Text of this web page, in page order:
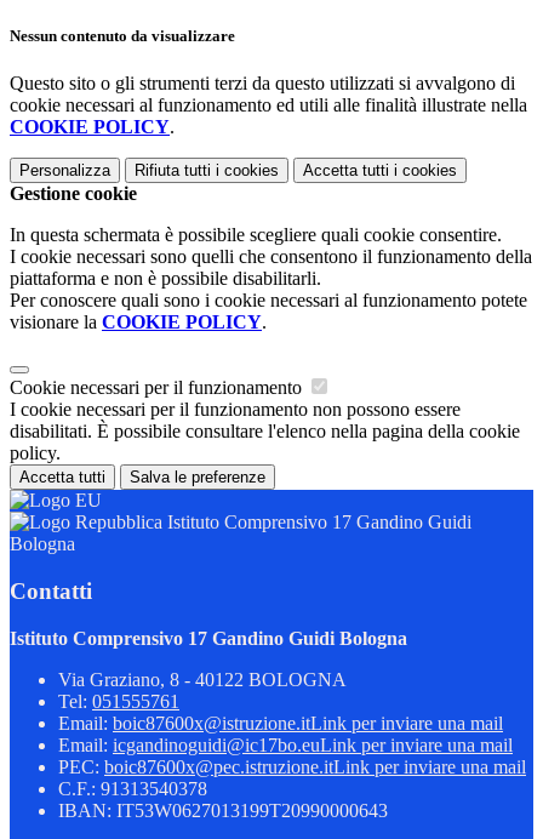
Nessun contenuto da visualizzare
Questo sito o gli strumenti terzi da questo utilizzati si avvalgono di
cookie necessari al funzionamento ed utili alle finalità illustrate nella
COOKIE POLICY.
Personalizza Rifiuta tutti i cookies Accetta tutti i cookies
Gestione cookie
In questa schermata è possibile scegliere quali cookie consentire.
I cookie necessari sono quelli che consentono il funzionamento della
piattaforma e non è possibile disabilitarli.
Per conoscere quali sono i cookie necessari al funzionamento potete
visionare la COOKIE POLICY.
Cookie necessari per il funzionamento
I cookie necessari per il funzionamento non possono essere
disabilitati. È possibile consultare l'elenco nella pagina della cookie
policy.
Accetta tutti Salva le preferenze
Istituto Comprensivo 17 Gandino Guidi
Bologna
Contatti
Istituto Comprensivo 17 Gandino Guidi Bologna
Via Graziano, 8 - 40122 BOLOGNA
Tel: 051555761
Email: boic87600x@istruzione.itLink per inviare una mail
Email: icgandinoguidi@ic17bo.euLink per inviare una mail
PEC: boic87600x@pec.istruzione.itLink per inviare una mail
C.F.: 91313540378
IBAN: IT53W0627013199T20990000643